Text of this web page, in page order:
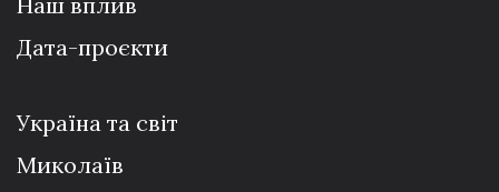
Дата-проєкти
Україна та світ
Миколаїв